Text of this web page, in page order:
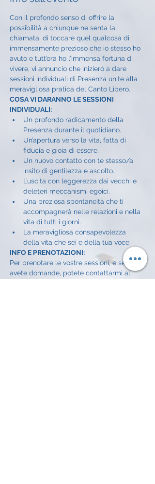
Con il profondo senso di offrire la
possibilità a chiunque ne senta la
chiamata, di toccare quel qualcosa di
immensamente prezioso che io stesso ho
avuto e tutt’ora ho l’immensa fortuna di
vivere, vi annuncio che inizierò a dare
sessioni individuali di Presenza unite alla
meravigliosa pratica del Canto Libero.
COSA VI DARANNO LE SESSIONI
INDIVIDUALI:
Un profondo radicamento della
Presenza durante il quotidiano.
Un’apertura verso la vita, fatta di
fiducia e gioia di essere.
Un nuovo contatto con te stesso/a
insito di gentilezza e ascolto.
L’uscita con leggerezza dai vecchi e
deleteri meccanismi egoici.
Una preziosa spontaneità che ti
accompagnerà nelle relazioni e nella
vita di tutti i giorni.
La meravigliosa consapevolezza
della vita che sei e della tua voce
INFO E PRENOTAZIONI:
Per prenotare le vostre sessioni, e se
avete domande, potete contattarmi al